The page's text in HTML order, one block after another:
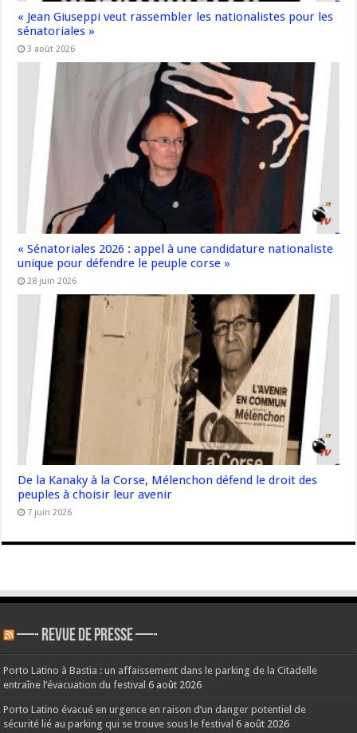
« Jean Giuseppi veut rassembler les nationalistes pour les
sénatoriales »
3 août 2026
« Sénatoriales 2026 : appel à une candidature nationaliste
unique pour défendre le peuple corse »
28 juin 2026
De la Kanaky à la Corse, Mélenchon défend le droit des
peuples à choisir leur avenir
7 juin 2026
—- REVUE DE PRESSE —-
Porto Latino à Bastia : un affaissement dans le parking de la Citadelle
entraîne l’évacuation du festival 6 août 2026
Porto Latino évacué en urgence en raison d’un danger potentiel de
sécurité lié au parking qui se trouve sous le festival 6 août 2026